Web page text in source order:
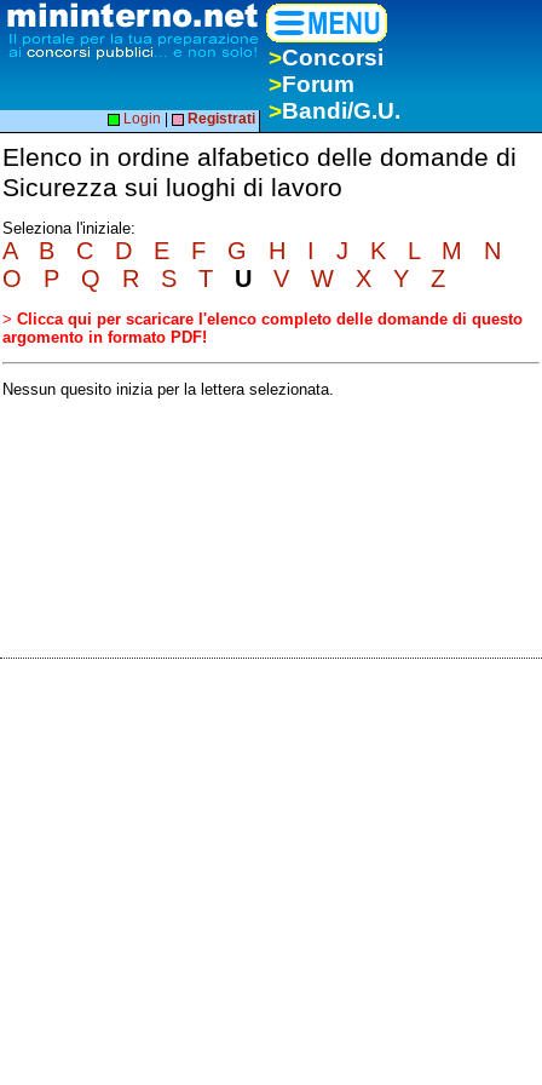
>Concorsi
>Forum
>Bandi/G.U.
Login Registrati
Elenco in ordine alfabetico delle domande di
Sicurezza sui luoghi di lavoro
Seleziona l'iniziale:
A B C D E F G H I J K L M
N
O
P Q R S T U V W X Y Z
> Clicca qui per scaricare l'elenco completo delle domande di questo
argomento in formato PDF!
Nessun quesito inizia per la lettera selezionata.